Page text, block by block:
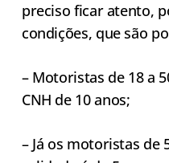
preciso ficar atento,
condições, que são
– Motoristas de 18 a
CNH de 10 anos;
– Já os motoristas de